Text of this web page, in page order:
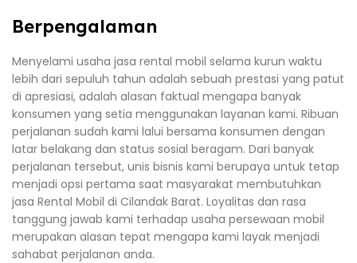
Berpengalaman
Menyelami usaha jasa rental mobil selama kurun waktu
lebih dari sepuluh tahun adalah sebuah prestasi yang patut
di apresiasi, adalah alasan faktual mengapa banyak
konsumen yang setia menggunakan layanan kami. Ribuan
perjalanan sudah kami lalui bersama konsumen dengan
latar belakang dan status sosial beragam. Dari banyak
perjalanan tersebut, unis bisnis kami berupaya untuk tetap
menjadi opsi pertama saat masyarakat membutuhkan
jasa Rental Mobil di Cilandak Barat. Loyalitas dan rasa
tanggung jawab kami terhadap usaha persewaan mobil
merupakan alasan tepat mengapa kami layak menjadi
sahabat perjalanan anda.